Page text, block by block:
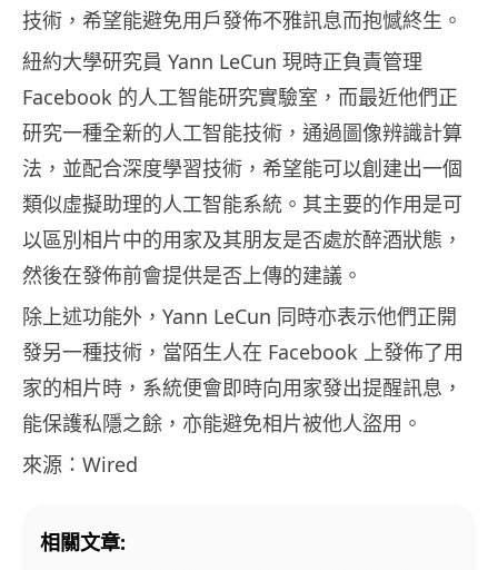
技術，希望能避免用戶發佈不雅訊息而抱憾終生。
紐約大學研究員 Yann LeCun 現時正負責管理
Facebook 的人工智能研究實驗室，而最近他們正
研究一種全新的人工智能技術，通過圖像辨識計算
法，並配合深度學習技術，希望能可以創建出一個
類似虛擬助理的人工智能系統。其主要的作用是可
以區別相片中的用家及其朋友是否處於醉酒狀態，
然後在發佈前會提供是否上傳的建議。
除上述功能外，Yann LeCun 同時亦表示他們正開
發另一種技術，當陌生人在 Facebook 上發佈了用
家的相片時，系統便會即時向用家發出提醒訊息，
能保護私隱之餘，亦能避免相片被他人盜用。
來源：Wired
相關文章: